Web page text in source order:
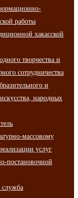
работы
хакасской
творчества и
сотрудничества
и
народных
массовому
услуг
постановочной
служба